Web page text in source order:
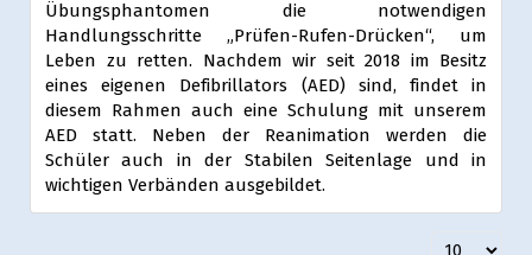
Übungsphantomen die notwendigen
Handlungsschritte „Prüfen-Rufen-Drücken“, um
Leben zu retten. Nachdem wir seit 2018 im Besitz
eines eigenen Defibrillators (AED) sind, findet in
diesem Rahmen auch eine Schulung mit unserem
AED statt. Neben der Reanimation werden die
Schüler auch in der Stabilen Seitenlage und in
wichtigen Verbänden ausgebildet.
Anzeige #